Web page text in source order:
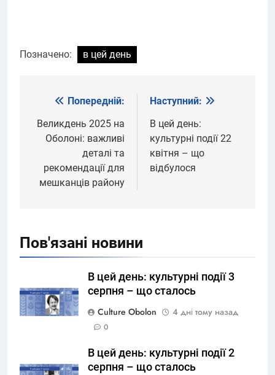
Позначено: в цей день
Навігація
записів
Попередній:
Великдень 2025 на
Оболоні: важливі
деталі та
рекомендації для
мешканців району
Наступний:
В цей день:
культурні події 22
квітня – що
відбулося
Пов'язані новини
В цей день: культурні події 3
серпня – що сталось
Culture Obolon
4 дні тому назад
0
В цей день: культурні події 2
серпня – що сталось